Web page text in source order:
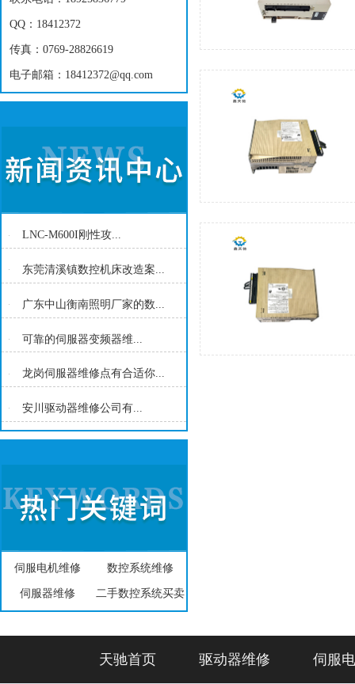
QQ：18412372
传真：0769-28826619
电子邮箱：18412372@qq.com
LNC-M600I刚性攻...
东莞清溪镇数控机床改造案...
广东中山衡南照明厂家的数...
可靠的伺服器变频器维...
龙岗伺服器维修点有合适你...
安川驱动器维修公司有...
伺服电机维修 数控系统维修
伺服器维修 二手数控系统买卖
天驰首页 驱动器维修 伺服